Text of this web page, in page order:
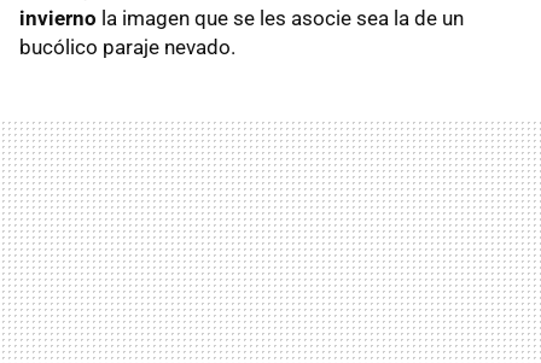
invierno la imagen que se les asocie sea la de un
bucólico paraje nevado.